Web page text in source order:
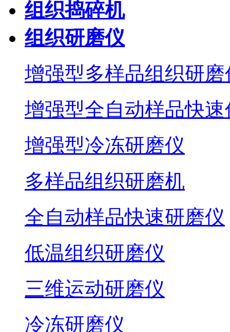
组织捣碎机
组织研磨仪
增强型多样品组织研磨
增强型全自动样品快速
增强型冷冻研磨仪
多样品组织研磨机
全自动样品快速研磨仪
低温组织研磨仪
三维运动研磨仪
冷冻研磨仪